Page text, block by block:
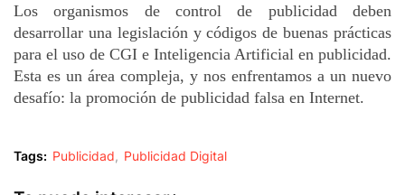
Los organismos de control de publicidad deben
desarrollar una legislación y códigos de buenas prácticas
para el uso de CGI e Inteligencia Artificial en publicidad.
Esta es un área compleja, y nos enfrentamos a un nuevo
desafío: la promoción de publicidad falsa en Internet.
Tags: Publicidad Publicidad Digital